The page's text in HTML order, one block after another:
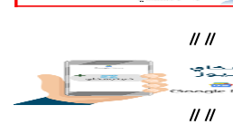
//
//
//
//